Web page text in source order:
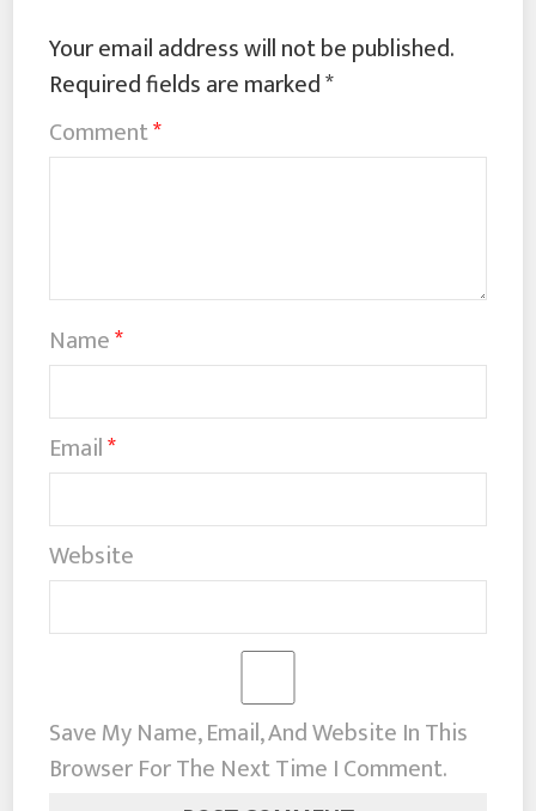
Your email address will not be published.
Required fields are marked*
Comment*
Name*
Email*
Website
Save My Name, Email, And Website In This
Browser For The Next Time I Comment.